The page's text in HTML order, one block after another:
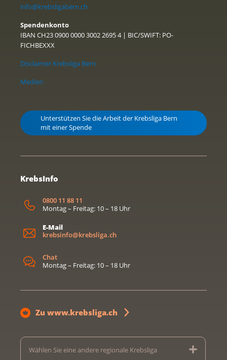
info@krebsligabern.ch
Spendenkonto
IBAN CH23 0900 0000 3002 2695 4 | BIC/SWIFT: PO-
FICHBEXXX
Disclaimer Krebsliga Bern
Medien
Unterstützen Sie die Arbeit der Krebsliga Bern
mit einer Spende
KrebsInfo
0800 11 88 11
Montag – Freitag: 10 – 18 Uhr
E-Mail
krebsinfo@krebsliga.ch
Chat
Montag – Freitag: 10 – 18 Uhr
Zu www.krebsliga.ch
Wählen Sie eine andere regionale Krebsliga